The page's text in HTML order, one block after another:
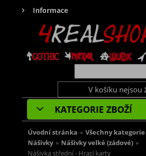
Informace
V košíku nejsou
KATEGORIE ZBOŽÍ
Úvodní stránka » Všechny kategorie
Nášivky » Nášivky velké (zádové) »
Nášivka střední - Hrací karty